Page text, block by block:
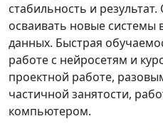
стабильность и
осваивать новые системы
данных. Быстрая
работе с нейросетям и
проектной работе,
частичной занятости,
компьютером.